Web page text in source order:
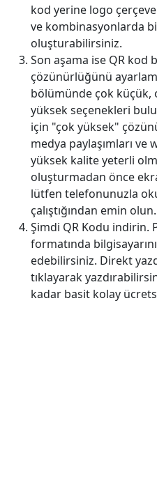
kod yerine logo
ve kombinasyonlarda
oluşturabilirsiniz.
Son aşama ise QR kod
çözünürlüğünü
bölümünde çok küçük,
yüksek seçenekleri
için "çok yüksek"
medya paylaşımları
yüksek kalite yeterli
oluşturmadan önce
lütfen telefonunuzla
çalıştığından emin olun.
Şimdi QR Kodu indirin.
formatında
edebilirsiniz. Direkt
tıklayarak
kadar basit kolay